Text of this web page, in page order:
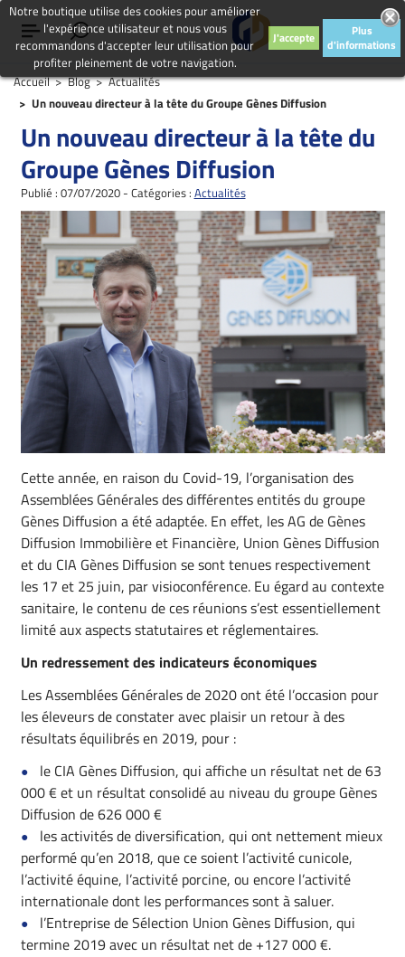
Accueil Blog
Actualités
Un nouveau directeur à la tête du Groupe Gènes Diffusion
Un nouveau directeur à la tête du
Groupe Gènes Diffusion
Publié : 07/07/2020 - Catégories : Actualités
Cette année, en raison du Covid-19, l’organisation des
Assemblées Générales des différentes entités du groupe
Gènes Diffusion a été adaptée. En effet, les AG de Gènes
Diffusion Immobilière et Financière, Union Gènes Diffusion
et du CIA Gènes Diffusion se sont tenues respectivement
les 17 et 25 juin, par visioconférence. Eu égard au contexte
sanitaire, le contenu de ces réunions s’est essentiellement
limité aux aspects statutaires et réglementaires.
Un redressement des indicateurs économiques
Les Assemblées Générales de 2020 ont été l’occasion pour
les éleveurs de constater avec plaisir un retour à des
résultats équilibrés en 2019, pour :
le CIA Gènes Diffusion, qui affiche un résultat net de 63
000 € et un résultat consolidé au niveau du groupe Gènes
Diffusion de 626 000 €
les activités de diversification, qui ont nettement mieux
performé qu’en 2018, que ce soient l’activité cunicole,
l’activité équine, l’activité porcine, ou encore l’activité
internationale dont les performances sont à saluer.
l’Entreprise de Sélection Union Gènes Diffusion, qui
termine 2019 avec un résultat net de +127 000 €.
Notre boutique utilise des cookies pour améliorer
l'expérience utilisateur et nous vous
recommandons d'accepter leur utilisation pour
profiter pleinement de votre navigation.
J'accepte
Plus
d'informations